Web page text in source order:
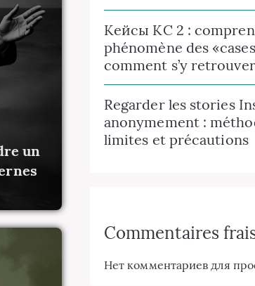
un
Kейсы КС 2 :
phénomène des
comment s’y retrouver
Regarder les stories
anonymement :
limites et précautions
Commentaires
Нет комментариев для